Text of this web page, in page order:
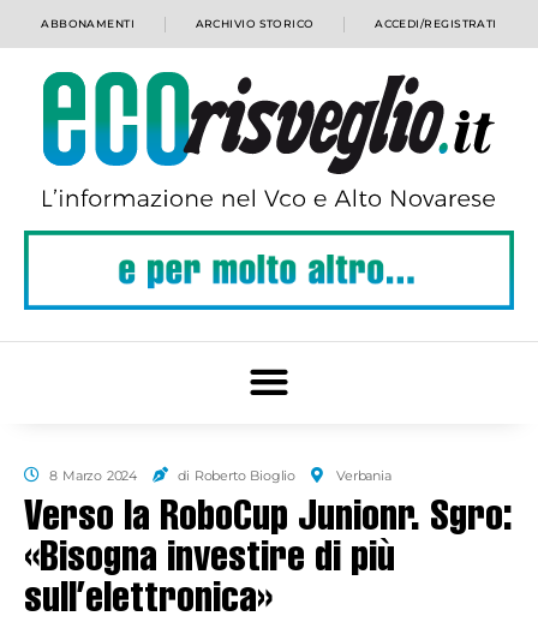
ABBONAMENTI ARCHIVIO STORICO ACCEDI/REGISTRATI
8 Marzo 2024 di Roberto Bioglio Verbania
Verso la RoboCup Junionr. Sgro:
«Bisogna investire di più
sull’elettronica»